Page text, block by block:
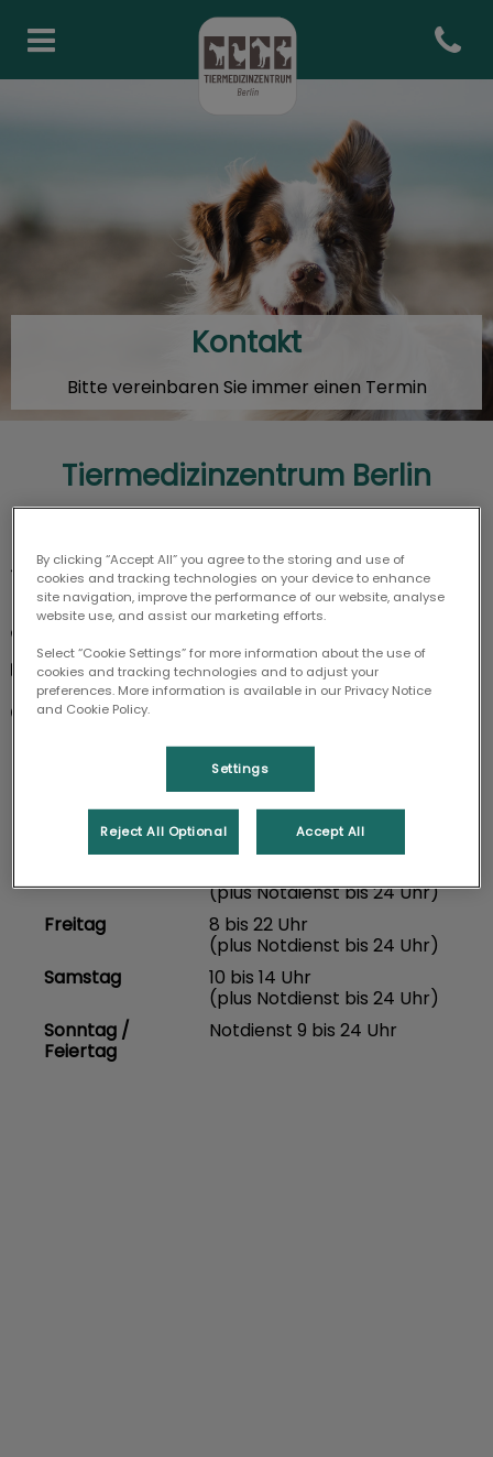
Homepage
Open
Kontakt
Bitte vereinbaren Sie immer einen Termin
Tiermedizinzentrum Berlin
Kufsteiner Straße 22
10825 Berlin (Schöneberg)
info@tiermedizinzentrum.de
Montag
8 bis 22 Uhr
(plus Notdienst bis 24 Uhr)
(plus Notdienst bis 24 Uhr)
(plus Notdienst bis 24 Uhr)
Freitag
8 bis 22 Uhr
(plus Notdienst bis 24 Uhr)
Samstag
10 bis 14 Uhr
(plus Notdienst bis 24 Uhr)
Sonntag /
Feiertag
Notdienst 9 bis 24 Uhr
By clicking “Accept All” you agree to the storing and use of
cookies and tracking technologies on your device to enhance
site navigation, improve the performance of our website, analyse
website use, and assist our marketing efforts.
Select “Cookie Settings” for more information about the use of
cookies and tracking technologies and to adjust your
preferences. More information is available in our Privacy Notice
and Cookie Policy.
Settings
Reject All Optional Accept All